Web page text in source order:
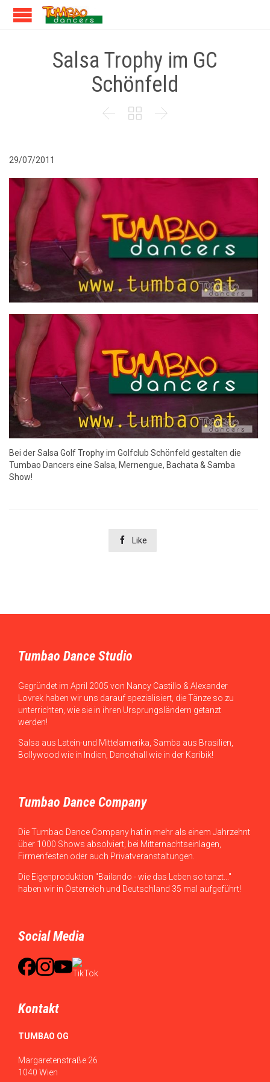
Salsa Trophy im GC
Schönfeld
  
29/07/2011
Bei der Salsa Golf Trophy im Golfclub Schönfeld gestalten die
Tumbao Dancers eine Salsa, Mernengue, Bachata & Samba
Show!
 Like
Tumbao Dance Studio
Gegründet im April 2005 von Nancy Castillo & Alexander
Lovrek haben wir uns darauf spezialisiert, die Tänze so zu
unterrichten, wie sie in ihren Ursprungsländern getanzt
werden!
Salsa aus Latein-und Mittelamerika, Samba aus Brasilien,
Bollywood wie in Indien, Dancehall wie in der Karibik!
Tumbao Dance Company
Die Tumbao Dance Company hat in mehr als einem Jahrzehnt
über 1000 Shows absolviert, bei Mitternachtseinlagen,
Firmenfesten oder auch Privatveranstaltungen.
Die Eigenproduktion "Bailando - wie das Leben so tanzt..."
haben wir in Österreich und Deutschland 35 mal aufgeführt!
Social Media
Kontakt
TUMBAO OG
Margaretenstraße 26
1040 Wien